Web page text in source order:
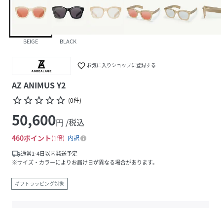
BEIGE BLACK
favorite_border お気に入りショップに登録する
AZ ANIMUS Y2
star_borderstar_borderstar_borderstar_borderstar_border (0件)
50,600円 /税込
460ポイント 1倍
内訳
local_shipping通常1-4日以内発送予定
※サイズ・カラーによりお届け日が異なる場合があります。
ギフトラッピング対象